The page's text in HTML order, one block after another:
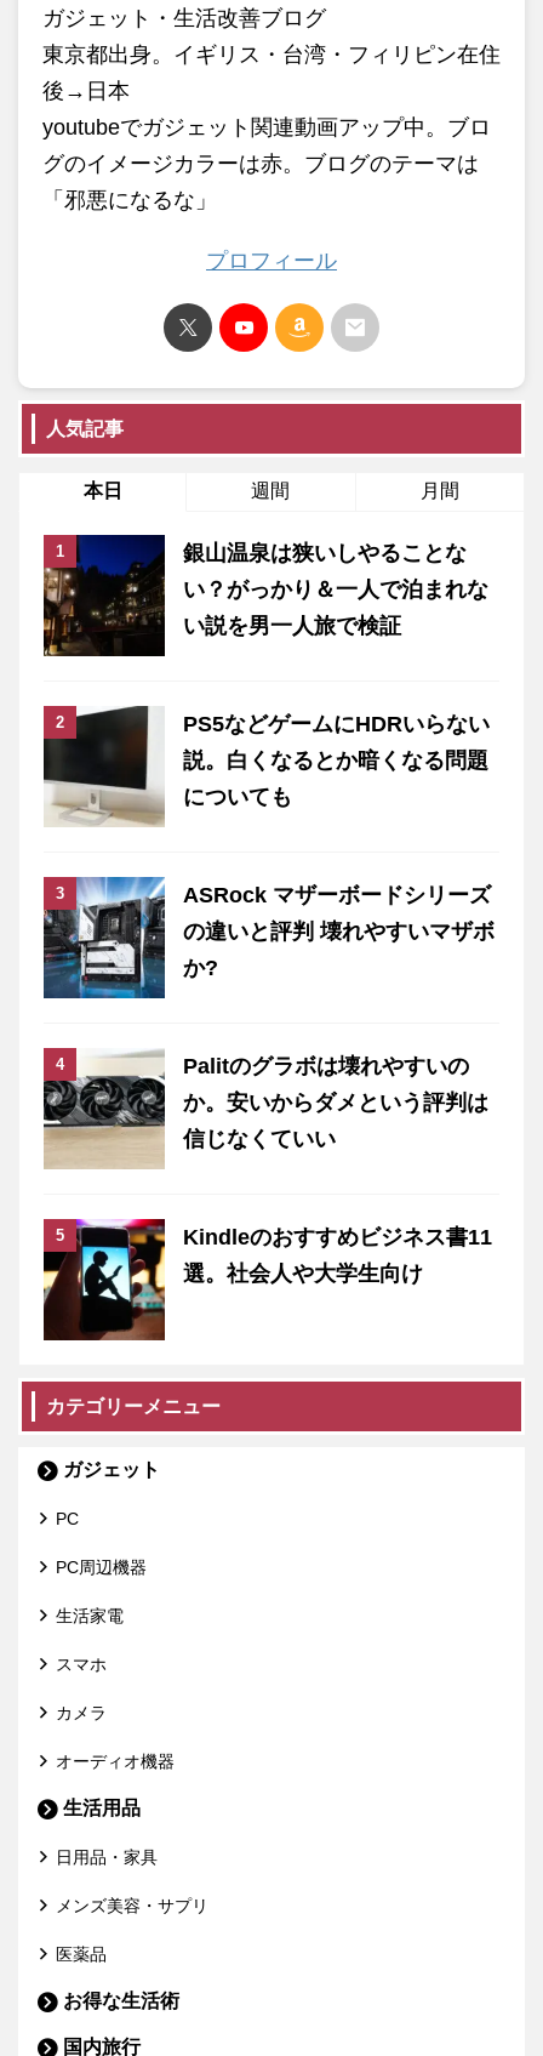
ガジェット・生活改善ブログ
東京都出身。イギリス・台湾・フィリピン在住
後→日本
youtubeでガジェット関連動画アップ中。ブロ
グのイメージカラーは赤。ブログのテーマは
「邪悪になるな」
プロフィール
人気記事
本日 週間 月間
銀山温泉は狭いしやることな
い？がっかり＆一人で泊まれな
い説を男一人旅で検証
PS5などゲームにHDRいらない
説。白くなるとか暗くなる問題
についても
ASRock マザーボードシリーズ
の違いと評判 壊れやすいマザボ
か?
Palitのグラボは壊れやすいの
か。安いからダメという評判は
信じなくていい
Kindleのおすすめビジネス書11
選。社会人や大学生向け
カテゴリーメニュー
ガジェット
PC
PC周辺機器
生活家電
スマホ
カメラ
オーディオ機器
生活用品
日用品・家具
メンズ美容・サプリ
医薬品
お得な生活術
国内旅行